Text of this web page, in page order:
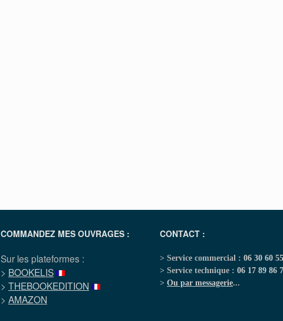
COMMANDEZ MES OUVRAGES :
Sur les plateformes :
> BOOKELIS
> THEBOOKEDITION
> AMAZON
CONTACT :
> Service commercial : 06 30 60
> Service technique : 06 17 89 86
> Ou par messagerie...